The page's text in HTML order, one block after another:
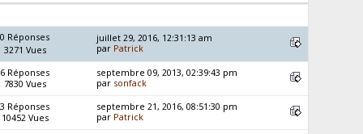
0 Réponses
3271 Vues
juillet 29, 2016, 12:31:13 am
par Patrick
6 Réponses
7830 Vues
septembre 09, 2013, 02:39:43 pm
par sonfack
3 Réponses
10452 Vues
septembre 21, 2016, 08:51:30 pm
par Patrick